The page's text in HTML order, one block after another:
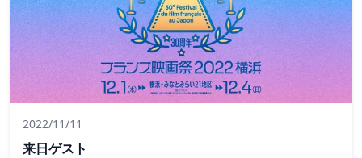
2022/11/11
来日ゲスト